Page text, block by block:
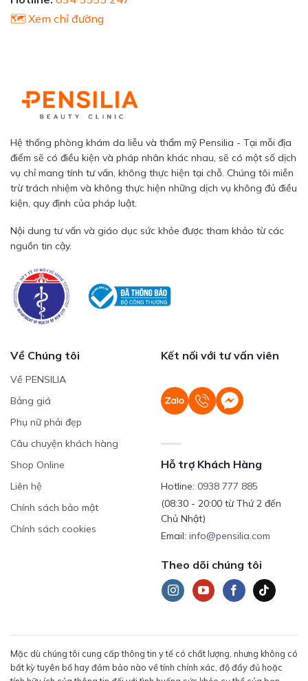
🗺️ Xem chỉ đường
Hệ thống phòng khám da liễu và thẩm mỹ Pensilia - Tại mỗi địa
điểm sẽ có điều kiện và pháp nhân khác nhau, sẽ có một số dịch
vụ chỉ mang tính tư vấn, không thực hiện tại chỗ. Chúng tôi miễn
trừ trách nhiệm và không thực hiện những dịch vụ không đủ điều
kiện, quy định của pháp luật.
Nội dung tư vấn và giáo dục sức khỏe được tham khảo từ các
nguồn tin cậy.
Về Chúng tôi
Về PENSILIA
Bảng giá
Phụ nữ phải đẹp
Câu chuyện khách hàng
Shop Online
Liên hệ
Chính sách bảo mật
Chính sách cookies
Kết nối với tư vấn viên
Hỗ trợ Khách Hàng
Hotline: 0938 777 885
(08:30 - 20:00 từ Thứ 2 đến
Chủ Nhật)
Email: info@pensilia.com
Theo dõi chúng tôi
Mặc dù chúng tôi cung cấp thông tin y tế có chất lượng, nhưng không có
bất kỳ tuyên bố hay đảm bảo nào về tính chính xác, độ đầy đủ hoặc